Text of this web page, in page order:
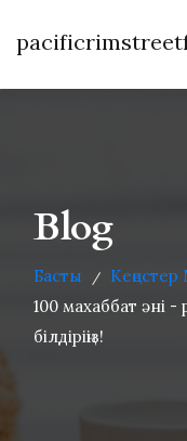
Blog
Басты /
100 махаббат әні -
білдіріңіз!